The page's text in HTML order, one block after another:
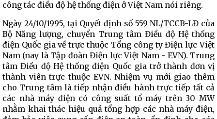
công tác điều độ hệ thống điện ở Việt Nam nói riêng.
Ngày 24/10/1995, tại Quyết định số 559 NL/TCCB-LĐ của
Bộ Năng lượng, chuyển Trung tâm Điều độ Hệ thống
điện Quốc gia về trực thuộc Tổng công ty Điện lực Việt
Nam (nay là Tập đoàn Điện lực Việt Nam - EVN). Trung
tâm Điều độ Hệ thống điện Quốc gia trở thành đơn vị
thành viên trực thuộc EVN. Nhiệm vụ mới giao thêm
cho Trung tâm là tiếp nhận điều hành trực tiếp tất cả
các nhà máy điện có công suất tổ máy trên 30 MW
nhằm khai thác hiệu quả tổng hợp các nhà máy điện,